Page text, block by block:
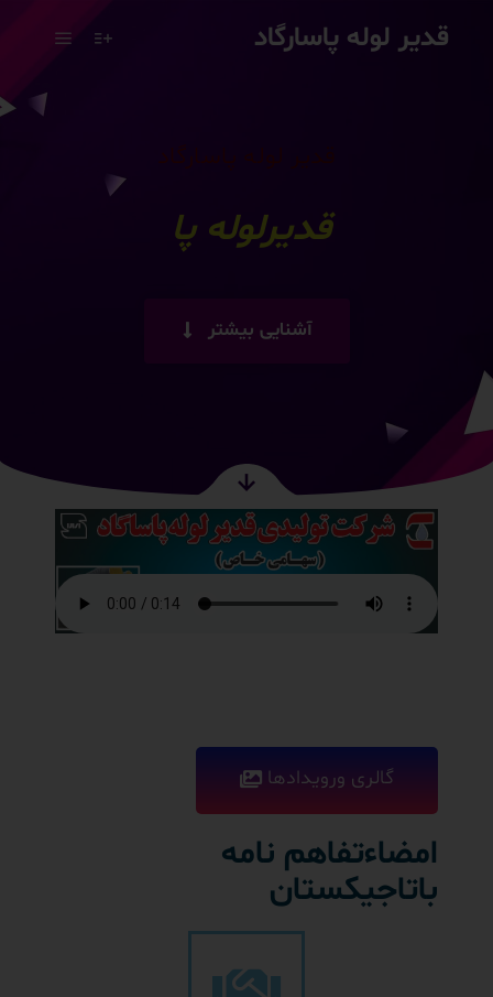
قدیر لوله پاسارگاد
قدیرلوله|
آشنایی بیشتر
گالری ورویدادها
امضاءتفاهم نامه
باتاجیکستان